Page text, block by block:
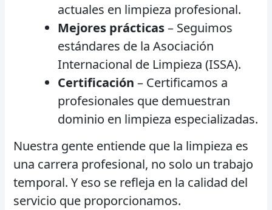
actuales en limpieza profesional.
Mejores prácticas– Seguimos
estándares de la Asociación
Internacional de Limpieza (ISSA).
Certificación – Certificamos a
profesionales que demuestran
dominio en limpieza especializadas.
Nuestra gente entiende que la limpieza es
una carrera profesional, no solo un trabajo
temporal. Y eso se refleja en la calidad del
servicio que proporcionamos.